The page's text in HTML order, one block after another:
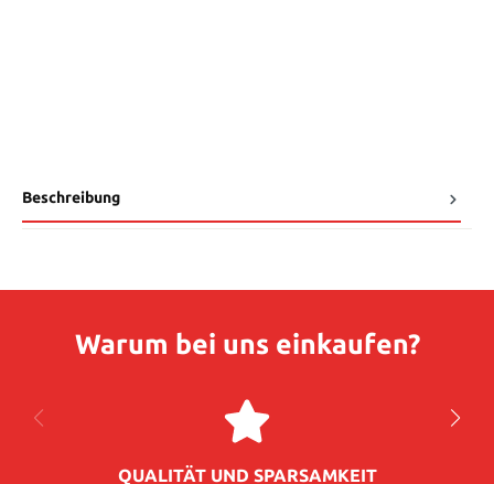
Beschreibung
Warum bei uns einkaufen?
QUALITÄT UND SPARSAMKEIT